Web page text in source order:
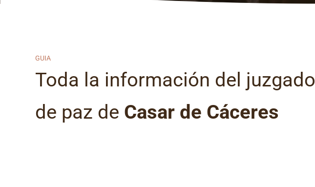
GUIA
Toda la información del juzgado
de paz de Casar de Cáceres